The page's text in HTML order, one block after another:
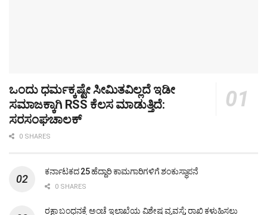
ಒಂದು ಧರ್ಮಕ್ಕಷ್ಟೇ ಸೀಮಿತವಿಲ್ಲದೆ ಇಡೀ
ಸಮಾಜಕ್ಕಾಗಿ RSS ಕೆಲಸ ಮಾಡುತ್ತಿದೆ:
ಸರಸಂಘಚಾಲಕ್
0 SHARES
ಕರ್ನಾಟಕದ 25 ಹೆದ್ದಾರಿ ಕಾಮಗಾರಿಗಳಿಗೆ ಶಂಕುಸ್ಥಾಪನೆ
0 SHARES
ರಕ್ಷಾ ಬಂಧನಕ್ಕೆ ಅಂಚೆ ಇಲಾಖೆಯ ವಿಶೇಷ ವ್ಯವಸ್ಥೆ; ರಾಖಿ ಕಳುಹಿಸಲು